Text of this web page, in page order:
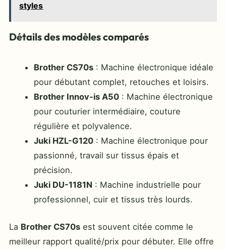
styles
Détails des modèles comparés
Brother CS70s : Machine électronique idéale
pour débutant complet, retouches et loisirs.
Brother Innov-is A50 : Machine électronique
pour couturier intermédiaire, couture
régulière et polyvalence.
Juki HZL-G120 : Machine électronique pour
passionné, travail sur tissus épais et
précision.
Juki DU-1181N : Machine industrielle pour
professionnel, cuir et tissus très lourds.
La Brother CS70s est souvent citée comme le
meilleur rapport qualité/prix pour débuter. Elle offre